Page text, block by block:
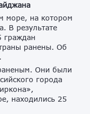
море, на котором
В результате
граждан
ранены. Об
Они были
города
находились 25